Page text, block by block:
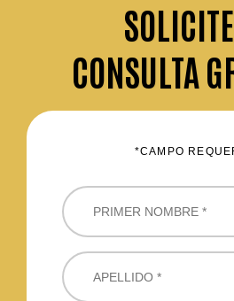
SOLICITE
CONSULTA
*CAMPO